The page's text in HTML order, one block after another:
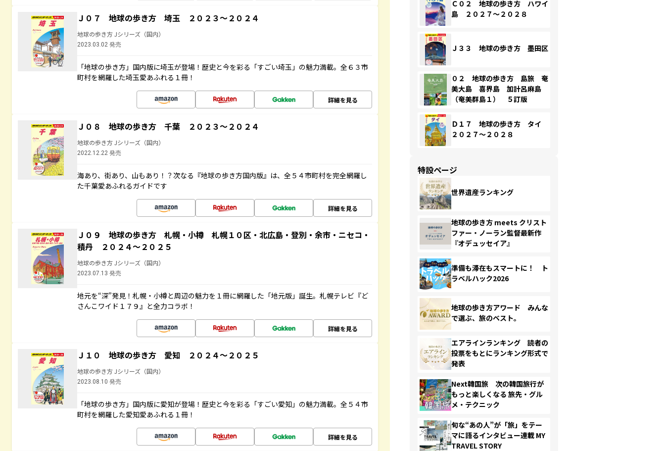
Ｊ０７ 地球の歩き方 埼玉 ２０２３～２０２４
地球の歩き方 Jシリーズ（国内）
2023.03.02 発売
「地球の歩き方」国内版に埼玉が登場！歴史と今を彩る「すごい埼玉」の魅力満載。全６３市
町村を網羅した埼玉愛あふれる１冊！
詳細を見る
Ｊ０８ 地球の歩き方 千葉 ２０２３～２０２４
地球の歩き方 Jシリーズ（国内）
2022.12.22 発売
海あり、街あり、山もあり！？次なる『地球の歩き方国内版』は、全５４市町村を完全網羅し
た千葉愛あふれるガイドです
詳細を見る
Ｊ０９ 地球の歩き方 札幌・小樽 札幌１０区・北広島・登別・余市・ニセコ・
積丹 ２０２４～２０２５
地球の歩き方 Jシリーズ（国内）
2023.07.13 発売
地元を“深”発見！札幌・小樽と周辺の魅力を１冊に網羅した「地元版」誕生。札幌テレビ『ど
さんこワイド１７９』と全力コラボ！
詳細を見る
Ｊ１０ 地球の歩き方 愛知 ２０２４～２０２５
地球の歩き方 Jシリーズ（国内）
2023.08.10 発売
「地球の歩き方」国内版に愛知が登場！歴史と今を彩る「すごい愛知」の魅力満載。全５４市
町村を網羅した愛知愛あふれる１冊！
詳細を見る
Ｃ０２ 地球の歩き方 ハワイ
島 ２０２７～２０２８
Ｊ３３ 地球の歩き方 墨田区
０２ 地球の歩き方 島旅 奄
美大島 喜界島 加計呂麻島
（奄美群島１） ５訂版
Ｄ１７ 地球の歩き方 タイ
２０２７～２０２８
特設ページ
世界遺産ランキング
地球の歩き方 meets クリスト
ファー・ノーラン監督最新作
『オデュッセイア』
準備も滞在もスマートに！ ト
ラベルハック2026
地球の歩き方アワード みんな
で選ぶ、旅のベスト。
エアラインランキング 読者の
投票をもとにランキング形式で
発表
Next韓国旅 次の韓国旅行が
もっと楽しくなる 旅先・グル
メ・テクニック
旬な“あの人”が「旅」をテー
マに語るインタビュー連載 MY
TRAVEL STORY